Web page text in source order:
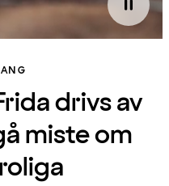
drivs av
miste om